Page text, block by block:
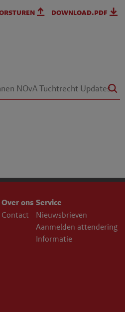
download.pdf
Over ons
Contact
Service
Nieuwsbrieven
Aanmelden attendering
Informatie